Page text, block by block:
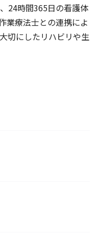
24時間365日の看護体
業療法士との連携によ
切にしたリハビリや生